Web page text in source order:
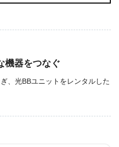
機器をつなぐ
、光BBユニットをレンタルした